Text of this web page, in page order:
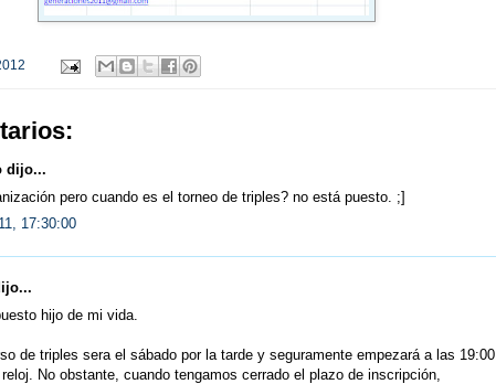
dijo...
pero cuando es el torneo de triples? no está puesto. ;]
17:30:00
hijo de mi vida.
de triples sera el sábado por la tarde y seguramente empezará a las 19:00
reloj. No obstante, cuando tengamos cerrado el plazo de inscripción,